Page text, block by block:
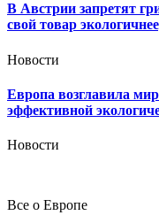
В Австрии запретят
свой товар
Новости
Европа возглавила
эффективной
Новости
Все о Европе